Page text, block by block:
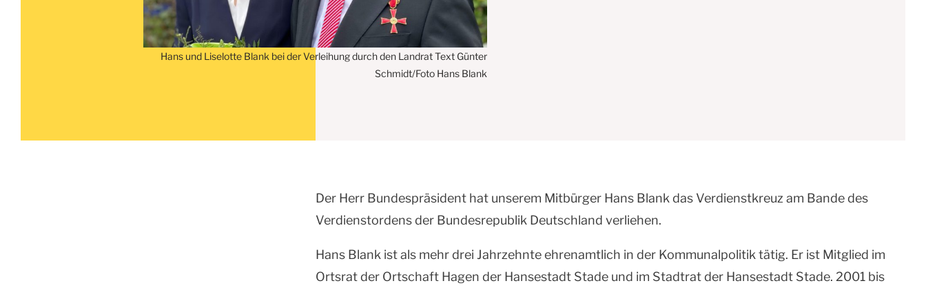
Hans und Liselotte Blank bei der Verleihung durch den Landrat Text Günter
Schmidt/Foto Hans Blank
Der Herr Bundespräsident hat unserem Mitbürger Hans Blank das Verdienstkreuz am Bande des
Verdienstordens der Bundesrepublik Deutschland verliehen.
Hans Blank ist als mehr drei Jahrzehnte ehrenamtlich in der Kommunalpolitik tätig. Er ist Mitglied im
Ortsrat der Ortschaft Hagen der Hansestadt Stade und im Stadtrat der Hansestadt Stade. 2001 bis